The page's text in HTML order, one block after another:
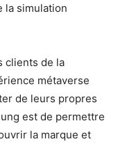
la simulation
clients de la
métaverse
de leurs propres
est de permettre
la marque et